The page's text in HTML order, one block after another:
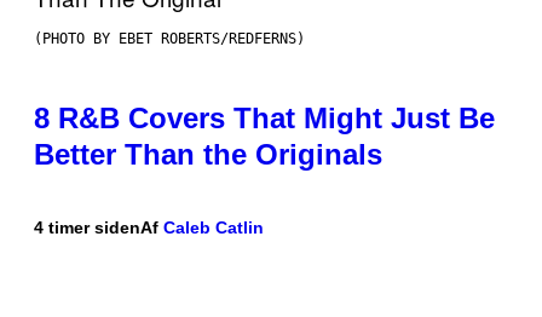
(PHOTO BY EBET ROBERTS/REDFERNS)
8 R&B Covers That Might Just Be
Better Than the Originals
4 timer sidenAf Caleb Catlin